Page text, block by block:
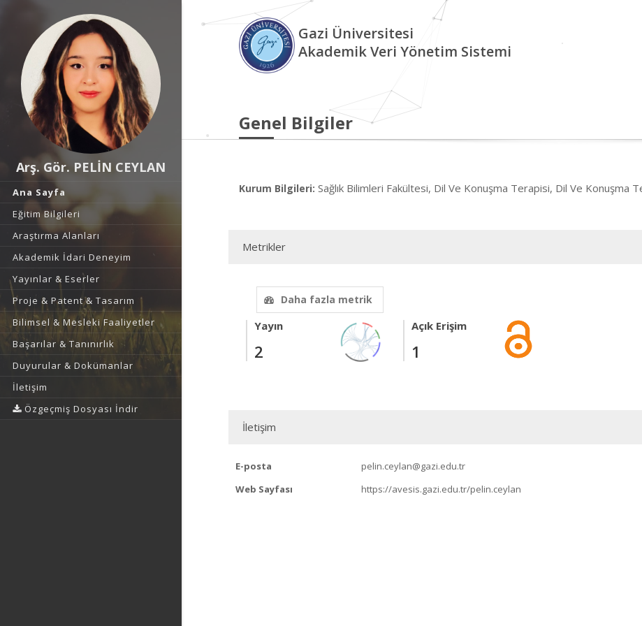
Arş. Gör. PELİN CEYLAN
Ana Sayfa
Eğitim Bilgileri
Araştırma Alanları
Akademik İdari Deneyim
Yayınlar & Eserler
Proje & Patent & Tasarım
Bilimsel & Mesleki Faaliyetler
Başarılar & Tanınırlık
Duyurular & Dokümanlar
İletişim
Özgeçmiş Dosyası İndir
Gazi Üniversitesi
Akademik Veri Yönetim Sistemi
Genel Bilgiler
Kurum Bilgileri: Sağlık Bilimleri Fakültesi, Dil Ve Konuşma Terapisi, Dil Ve Konuşma
Metrikler
Daha fazla metrik
Yayın
2
Açık Erişim
1
İletişim
E-posta
pelin.ceylan@gazi.edu.tr
Web Sayfası
https://avesis.gazi.edu.tr/pelin.ceylan